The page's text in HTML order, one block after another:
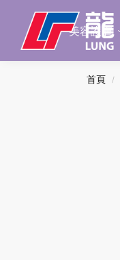
美容護膚
Search
首頁 /